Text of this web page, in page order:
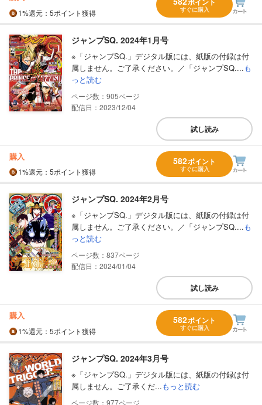
1%還元 ：5ポイント獲得 すぐに購入
ジャンプSQ. 2024年1月号
※「ジャンプSQ.」デジタル版には、紙版の付録は付
属しません。ご了承ください。／「ジャンプSQ....も
っと読む
905
配信日：2023/12/04
試し読み
購入
1%還元 ：5ポイント獲得
582ポイント
すぐに購入
ジャンプSQ. 2024年2月号
※「ジャンプSQ.」デジタル版には、紙版の付録は付
属しません。ご了承ください。／「ジャンプSQ....も
っと読む
837
配信日：2024/01/04
試し読み
購入
1%還元 ：5ポイント獲得
582ポイント
すぐに購入
ジャンプSQ. 2024年3月号
※「ジャンプSQ.」デジタル版には、紙版の付録は付
属しません。ご了承くだ...もっと読む
977